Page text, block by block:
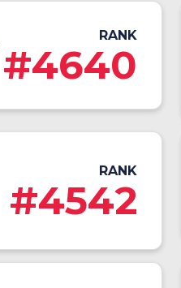
RANK
#4640
RANK
#4542